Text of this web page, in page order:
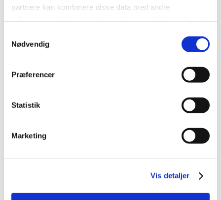
partnere kan kombinere disse data med andre
Nødvendig
Præferencer
Statistik
Marketing
Vis detaljer
Download brochurer